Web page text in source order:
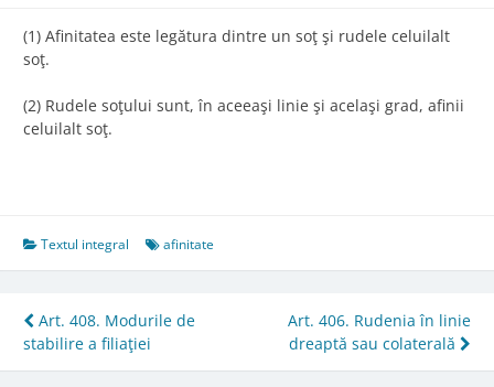
(1) Afinitatea este legătura dintre un soţ şi rudele celuilalt
soţ.
(2) Rudele soţului sunt, în aceeaşi linie şi acelaşi grad, afinii
celuilalt soţ.
Textul integral afinitate
Post
navigation
Art. 408. Modurile de
stabilire a filiaţiei
Art. 406. Rudenia în linie
dreaptă sau colaterală